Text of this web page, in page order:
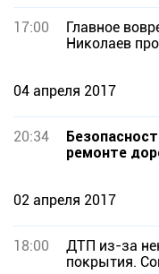
17:00
Главное
Николаев
04 апреля 2017
20:34
ремонте
02 апреля 2017
18:00
ДТП из-за
покрытия.